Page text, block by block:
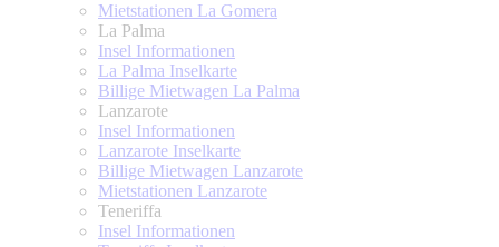
Mietstationen La Gomera
La Palma
Insel Informationen
La Palma Inselkarte
Billige Mietwagen La Palma
Lanzarote
Insel Informationen
Lanzarote Inselkarte
Billige Mietwagen Lanzarote
Mietstationen Lanzarote
Teneriffa
Insel Informationen